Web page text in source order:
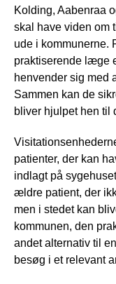
Kolding, Aabenraa
skal have viden om
ude i kommunerne.
praktiserende læge
henvender sig med
Sammen kan de
bliver hjulpet hen til
patienter, der kan
indlagt på
ældre patient, der
men i stedet kan
kommunen, den
andet alternativ til
besøg i et relevant